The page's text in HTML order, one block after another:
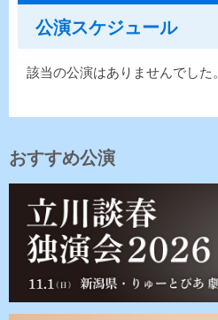
公演スケジュール
該当の公演はありませんでした。
おすすめ公演